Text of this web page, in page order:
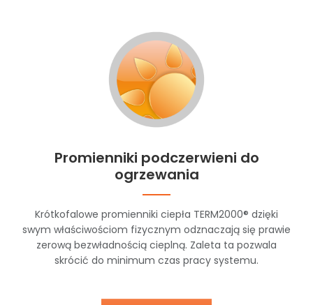
Promienniki podczerwieni do
ogrzewania
Krótkofalowe promienniki ciepła TERM2000® dzięki
swym właściwościom fizycznym odznaczają się prawie
zerową bezwładnością cieplną. Zaleta ta pozwala
skrócić do minimum czas pracy systemu.